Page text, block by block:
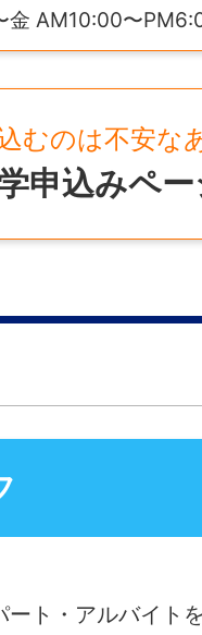
金 AM10:00〜
むのは不安な
申込みペ
ート・アルバイト